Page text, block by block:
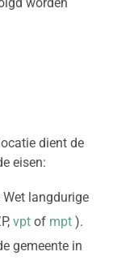
dient de
eisen:
langdurige
vpt of mpt ).
gemeente in